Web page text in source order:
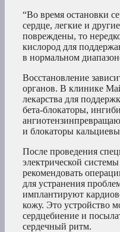
“Во время остановки
сердце, легкие и
повреждены, то
кислород для
в нормальном
Восстановление
органов. В клинике
лекарства для
бета-блокаторы,
и блокаторы
После проведения
электрической
рекомендовать
для устранения
имплантируют
кожу. Это устройство
сердцебиение и
сердечный ритм.